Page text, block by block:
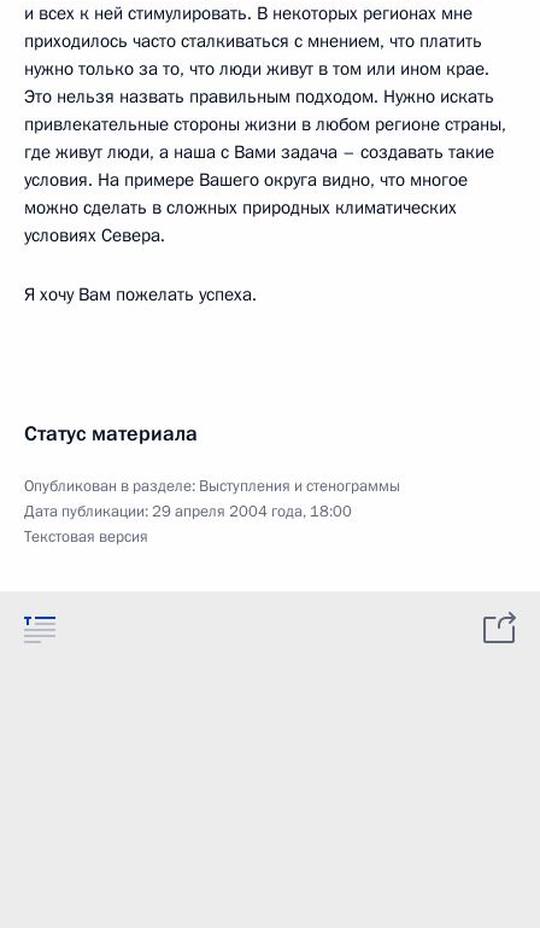
и всех к ней стимулировать. В некоторых регионах мне
приходилось часто сталкиваться с мнением, что платить
нужно только за то, что люди живут в том или ином крае.
Это нельзя назвать правильным подходом. Нужно искать
привлекательные стороны жизни в любом регионе страны,
где живут люди, а наша с Вами задача – создавать такие
условия. На примере Вашего округа видно, что многое
можно сделать в сложных природных климатических
условиях Севера.
Я хочу Вам пожелать успеха.
Статус материала
Опубликован в разделе: Выступления и стенограммы
Дата публикации:29 апреля 2004 года, 18:00
Текстовая версия